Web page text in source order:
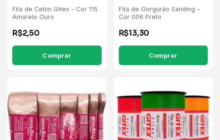
Fita de Cetim Gitex - Cor 115
Amarelo Ouro
R$2,50
Comprar
Fita de Gorgurão Sanding -
Cor 006 Preto
R$13,30
Comprar